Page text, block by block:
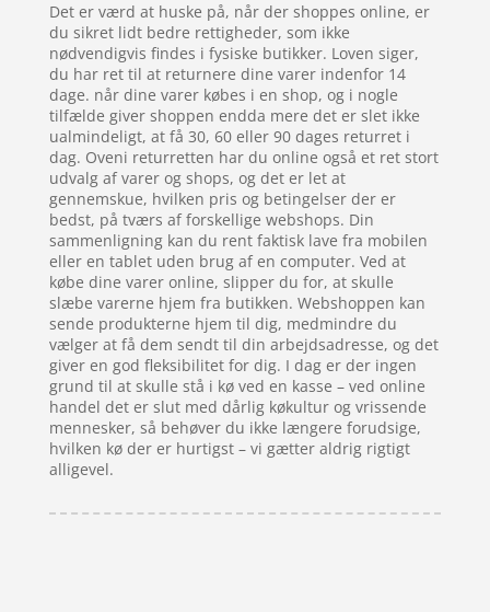
Det er værd at huske på, når der shoppes online, er
du sikret lidt bedre rettigheder, som ikke
nødvendigvis findes i fysiske butikker. Loven siger,
du har ret til at returnere dine varer indenfor 14
dage. når dine varer købes i en shop, og i nogle
tilfælde giver shoppen endda mere det er slet ikke
ualmindeligt, at få 30, 60 eller 90 dages returret i
dag. Oveni returretten har du online også et ret stort
udvalg af varer og shops, og det er let at
gennemskue, hvilken pris og betingelser der er
bedst, på tværs af forskellige webshops. Din
sammenligning kan du rent faktisk lave fra mobilen
eller en tablet uden brug af en computer. Ved at
købe dine varer online, slipper du for, at skulle
slæbe varerne hjem fra butikken. Webshoppen kan
sende produkterne hjem til dig, medmindre du
vælger at få dem sendt til din arbejdsadresse, og det
giver en god fleksibilitet for dig. I dag er der ingen
grund til at skulle stå i kø ved en kasse – ved online
handel det er slut med dårlig køkultur og vrissende
mennesker, så behøver du ikke længere forudsige,
hvilken kø der er hurtigst – vi gætter aldrig rigtigt
alligevel.